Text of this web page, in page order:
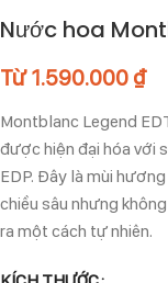
Nước hoa
Từ1.590.000 ₫
Montblanc Legend
được hiện đại hóa với
EDP. Đây là mùi
chiều sâu nhưng
ra một cách tự nhiên.